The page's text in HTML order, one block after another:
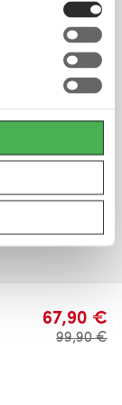
67,90 €
99,90 €